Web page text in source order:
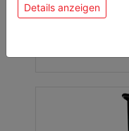
Details anzeigen